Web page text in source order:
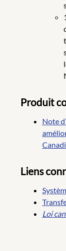
Produit
Note
Liens
Loi